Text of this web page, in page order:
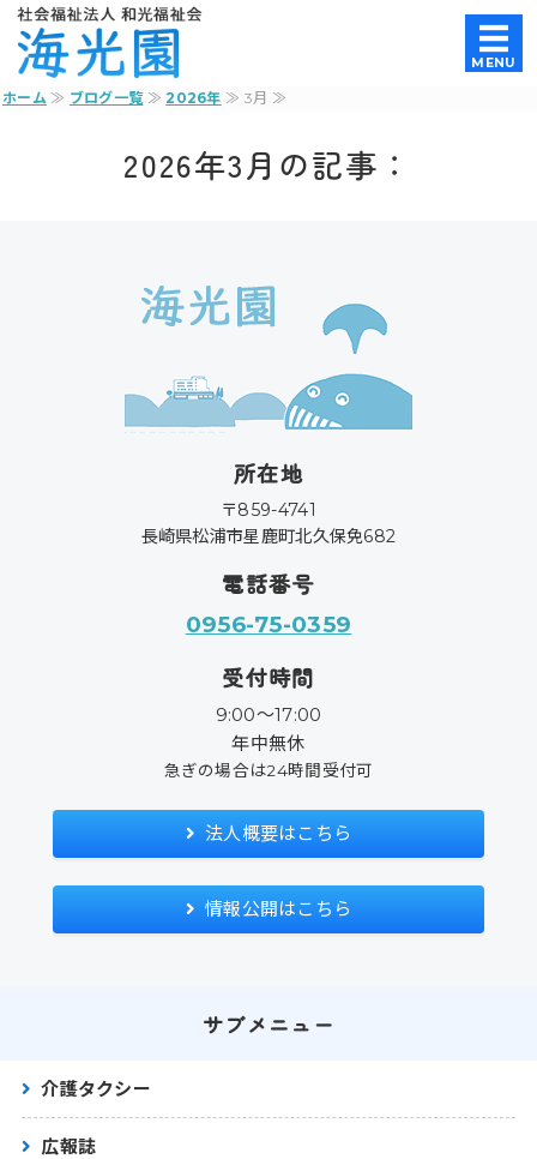
養護老人ホーム｜社会福祉法人和
MENU
特別養護老人ホーム
ホーム≫ ブログ一覧≫2026年 ≫ 3月 ≫
2026年3月の記事：
所在地
〒859-4741
長崎県松浦市星鹿町北久保免682
電話番号
0956-75-0359
受付時間
9:00〜17:00
年中無休
急ぎの場合は24時間受付可
法人概要はこちら
情報公開はこちら
サブメニュー
介護タクシー
広報誌